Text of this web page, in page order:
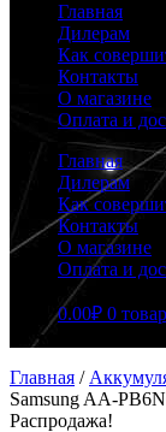
Главная
Дилерам
Как
Контакты
О магазине
Оплата и
Главная
Дилерам
Как
Контакты
О магазине
Оплата и
0.00₽ 0
Главная /
Samsung AA-
Распродажа!